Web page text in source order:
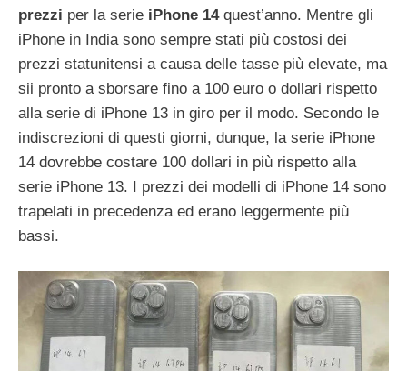
prezzi per la serie iPhone 14quest’anno. Mentre gli
iPhone in India sono sempre stati più costosi dei
prezzi statunitensi a causa delle tasse più elevate, ma
sii pronto a sborsare fino a 100 euro o dollari rispetto
alla serie di iPhone 13 in giro per il modo. Secondo le
indiscrezioni di questi giorni, dunque, la serie iPhone
14 dovrebbe costare 100 dollari in più rispetto alla
serie iPhone 13. I prezzi dei modelli di iPhone 14 sono
trapelati in precedenza ed erano leggermente più
bassi.